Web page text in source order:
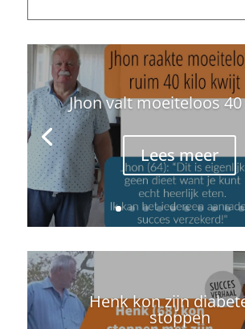
Jhon valt moeiteloos
Lees meer
Henk kon zijn
stoppen